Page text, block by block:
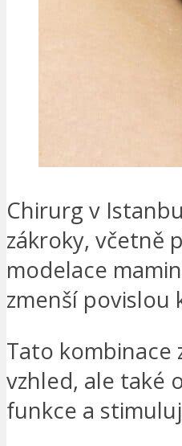
Chirurg v
zákroky, včetně
modelace
zmenší povislou
Tato kombinace
vzhled, ale také
funkce a